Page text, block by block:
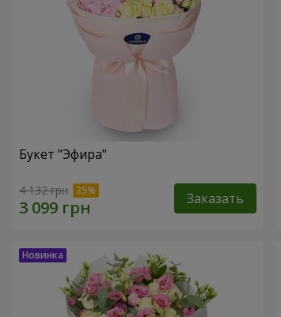
Букет "Эфира"
4 132 грн Заказать